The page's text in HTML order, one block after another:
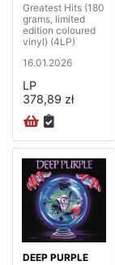
Greatest Hits (180
grams, limited
edition coloured
vinyl) (4LP)
16.01.2026
LP
378,89 zł
DEEP PURPLE